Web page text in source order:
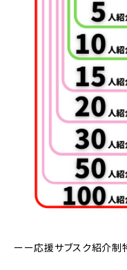
ーー応援サブスク紹介制